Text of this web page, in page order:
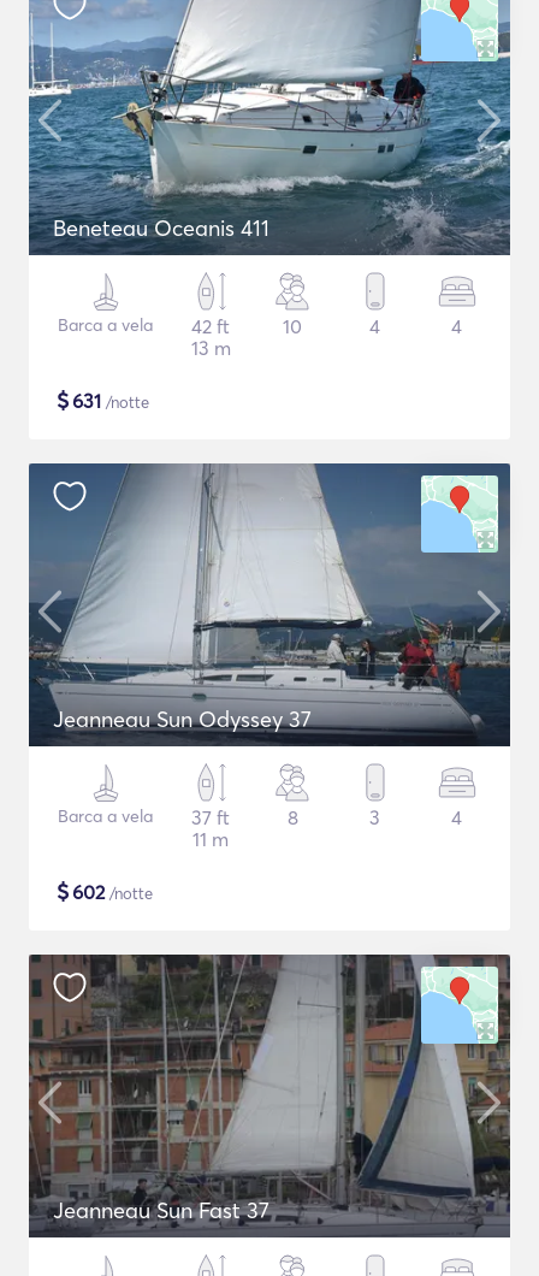
Beneteau Oceanis 411
Barca a vela
42 ft
13 m
10 4 4
$631 /notte
Jeanneau Sun Odyssey 37
Barca a vela
37 ft
11 m
8 3 4
$602/notte
Jeanneau Sun Fast 37